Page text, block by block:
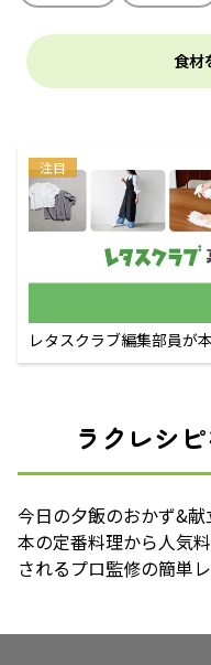
食材
注目
レタスクラブ編集部員が
ラクレシ
今日の夕飯のおかず&
本の定番料理から人気
されるプロ監修の簡単